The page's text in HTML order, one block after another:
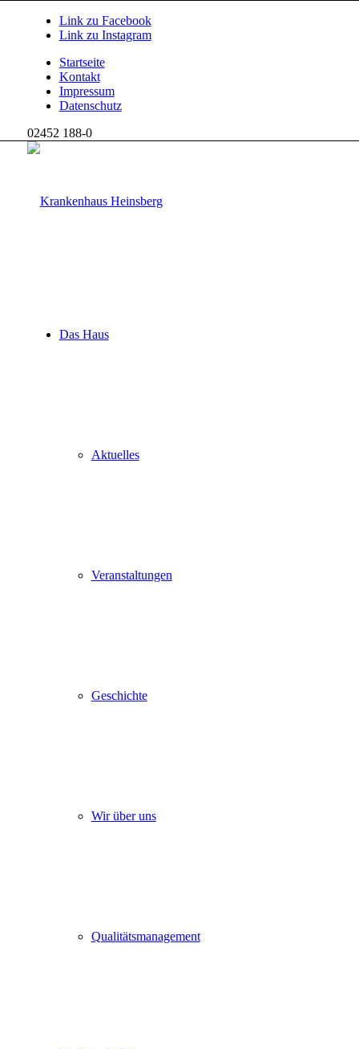
Link zu Facebook
Link zu Instagram
Startseite
Kontakt
Impressum
Datenschutz
02452 188-0
Das Haus
Aktuelles
Veranstaltungen
Geschichte
Wir über uns
Qualitätsmanagement